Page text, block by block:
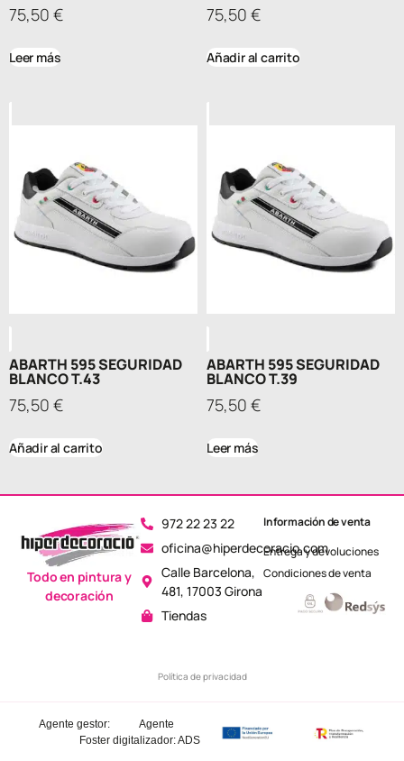
75,50 €
Leer más
75,50 €
Añadir al carrito
ABARTH 595 SEGURIDAD
BLANCO T.43
75,50 €
Añadir al carrito
ABARTH 595 SEGURIDAD
BLANCO T.39
75,50 €
Leer más
972 22 23 22
oficina@hiperdecoracio.com
Calle Barcelona, ​​
481, 17003 Girona
Tiendas
Política de privacidad
Todo en pintura y
decoración
Información de venta
Entrega y devoluciones
Condiciones de venta
Agente
digitalizador: ADS
Agente gestor:
Foster